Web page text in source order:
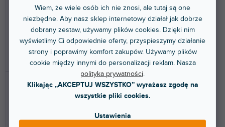
Wiem, że wiele osób ich nie znosi, ale tutaj są one
niezbędne. Aby nasz sklep internetowy działał jak dobrze
dobrany zestaw, używamy plików cookies. Dzięki nim
wyświetlimy Ci odpowiednie oferty, przyspieszymy działanie
strony i poprawimy komfort zakupów. Używamy plików
cookie między innymi do personalizacji reklam. Nasza
polityka prywatności
Klikając „AKCEPTUJ WSZYSTKO” wyrażasz zgodę na
wszystkie pliki cookies.
Ustawienia
5 420 zł
DO KOSZYKA
4 928 zł
DO KOSZYKA
samodzielnego kontrolera DJ
Denon DJ SC LIVE 4 i
interfejsu...